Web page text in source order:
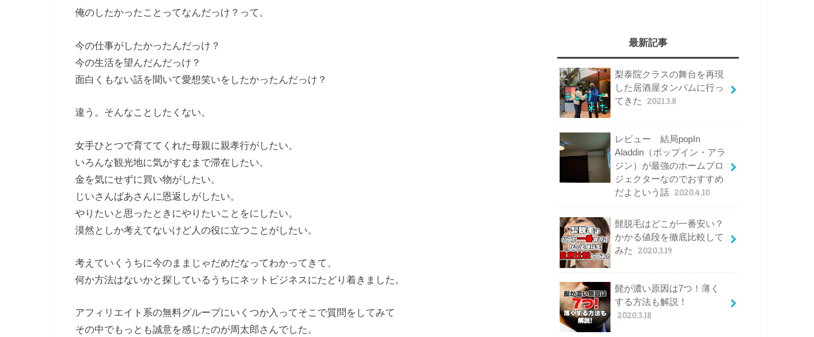
俺のしたかったことってなんだっけ？って。
今の仕事がしたかったんだっけ？
今の生活を望んだんだっけ？
面白くもない話を聞いて愛想笑いをしたかったんだっけ？
違う。そんなことしたくない。
女手ひとつで育ててくれた母親に親孝行がしたい。
いろんな観光地に気がすむまで滞在したい。
金を気にせずに買い物がしたい。
じいさんばあさんに恩返しがしたい。
やりたいと思ったときにやりたいことをにしたい。
漠然としか考えてないけど人の役に立つことがしたい。
考えていくうちに今のままじゃだめだなってわかってきて、
何か方法はないかと探しているうちにネットビジネスにたどり着きました。
アフィリエイト系の無料グループにいくつか入ってそこで質問をしてみて
その中でもっとも誠意を感じたのが周太郎さんでした。
最新記事
梨泰院クラスの舞台を再現
した居酒屋タンバムに行っ
てきた
2021.3.8
レビュー 結局popIn
Aladdin（ポップイン・アラ
ジン）が最強のホームプロ
ジェクターなのでおすすめ
だよという話 2020.4.10
髭脱毛はどこが一番安い？
かかる値段を徹底比較して
みた
2020.3.19
髭が濃い原因は7つ！薄く
する方法も解説！
2020.3.18